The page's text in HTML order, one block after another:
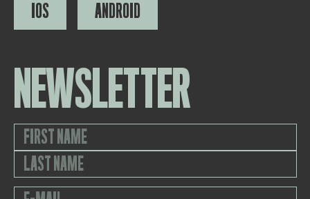
IOS ANDROID
NEWSLETTER